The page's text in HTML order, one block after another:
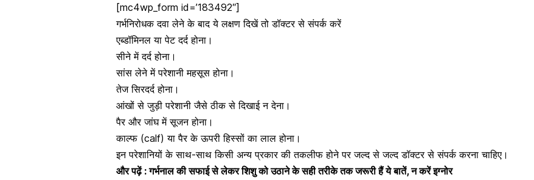
[mc4wp_form id=’183492″]
गर्भनिरोधक दवा लेने के बाद ये लक्षण दिखें तो डॉक्टर से संपर्क करें
एब्डॉमिनल या पेट दर्द होना।
सीने में दर्दहोना।
सांस लेने में परेशानी महसूस होना।
तेजसिरदर्दहोना।
आंखों से जुड़ी परेशानी जैसे ठीक से दिखाई न देना।
पैर और जांघ में सूजन होना।
काल्फ (calf) या पैर के ऊपरी हिस्सों का लाल होना।
इन परेशानियों के साथ-साथ किसी अन्य प्रकार की तकलीफ होने पर जल्द से जल्द डॉक्टर से संपर्क करना चाहिए।
और पढ़ें :गर्भनाल की सफाई से लेकर शिशु को उठाने के सही तरीके तक जरूरी हैं ये बातें, न करें इग्नोर